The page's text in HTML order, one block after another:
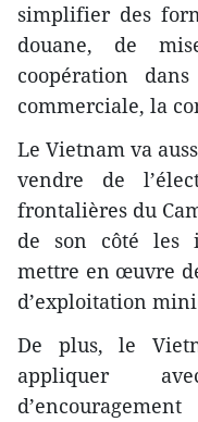
simplifier des
douane, de
coopération
commerciale, la
Le Vietnam va
ven​dre de
frontalières du
de son côté les
mettre en œuvre
d’exploitation
De plus, le
appliquer